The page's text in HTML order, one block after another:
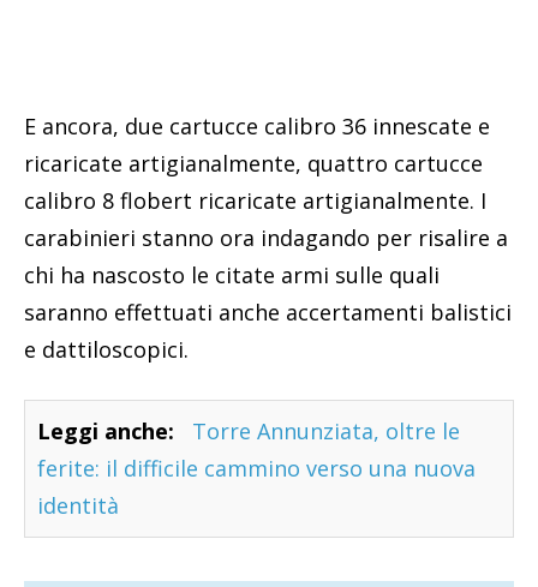
E ancora, due cartucce calibro 36 innescate e
ricaricate artigianalmente, quattro cartucce
calibro 8 flobert ricaricate artigianalmente. I
carabinieri stanno ora indagando per risalire a
chi ha nascosto le citate armi sulle quali
saranno effettuati anche accertamenti balistici
e dattiloscopici.
Leggi anche:
Torre Annunziata, oltre le
ferite: il difficile cammino verso una nuova
identità